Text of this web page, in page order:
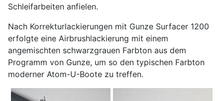
Schleifarbeiten anfielen.
Nach Korrekturlackierungen mit Gunze Surfacer 1200
erfolgte eine Airbrushlackierung mit einem
angemischten schwarzgrauen Farbton aus dem
Programm von Gunze, um so den typischen Farbton
moderner Atom-U-Boote zu treffen.